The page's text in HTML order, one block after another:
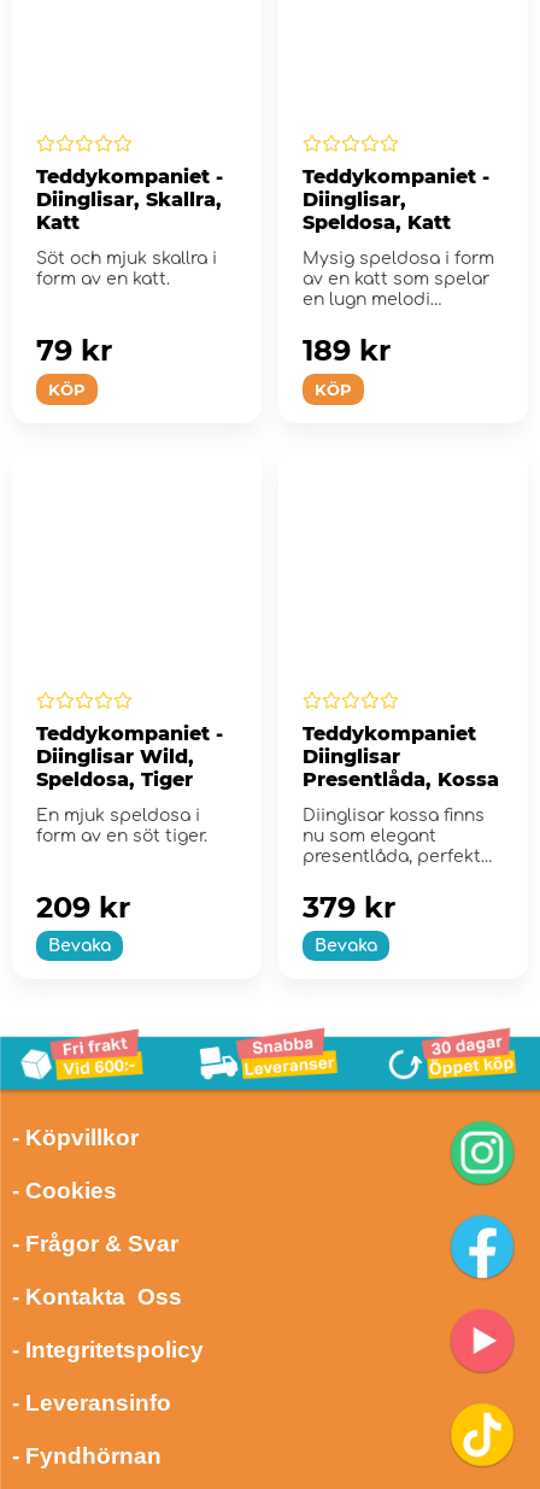
Teddykompaniet -
Diinglisar, Skallra,
Katt
Söt och mjuk skallra i
form av en katt.
KÖP
79 kr
Teddykompaniet -
Diinglisar,
Speldosa, Katt
Mysig speldosa i form
av en katt som spelar
en lugn melodi
KÖP
189 kr
Teddykompaniet -
Diinglisar Wild,
Speldosa, Tiger
En mjuk speldosa i
form av en söt tiger.
Bevaka
209 kr
Teddykompaniet
Diinglisar
Presentlåda, Kossa
Diinglisar kossa finns
nu som elegant
presentlåda, perfekt
Bevaka
379 kr
- Köpvillkor
- Cookies
- Frågor & Svar
- Kontakta Oss
- Integritetspolicy
- Leveransinfo
- Fyndhörnan